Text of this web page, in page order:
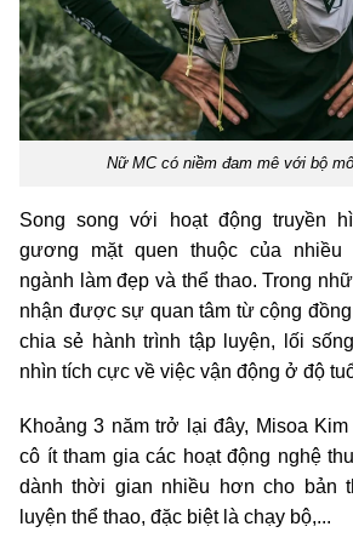
Nữ MC có niềm đam mê với bộ
Song song với hoạt động truyền
gương mặt quen thuộc của nhiều
ngành làm đẹp và thể thao. Trong
nhận được sự quan tâm từ cộng
chia sẻ hành trình tập luyện, lối
nhìn tích cực về việc vận động ở độ
Khoảng 3 năm trở lại đây, Misoa
cô ít tham gia các hoạt động nghệ
dành thời gian nhiều hơn cho bản
luyện thể thao, đặc biệt là chạy bộ,...